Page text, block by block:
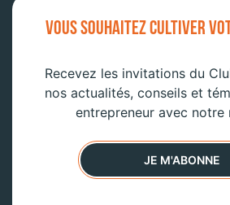
VOUS SOUHAITEZ CULTIVER
Recevez les invitations du
nos actualités, conseils et
entrepreneur avec notre
JE M'ABONNE